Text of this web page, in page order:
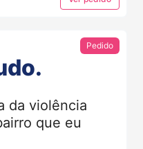
Pedido
da violência
que eu